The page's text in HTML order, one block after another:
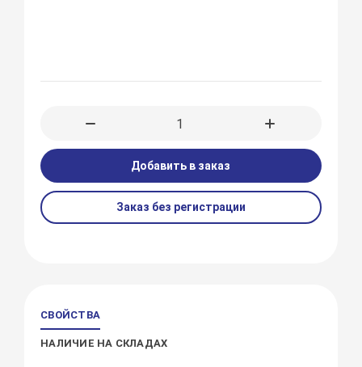
Добавить в заказ
Заказ без регистрации
СВОЙСТВА
НАЛИЧИЕ НА СКЛАДАХ